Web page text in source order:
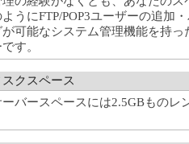
うにFTP/POP3ユーザーの追加
が可能なシステム管理機能を持
す。
クスペース
バースペースには2.5GBものレ
ます